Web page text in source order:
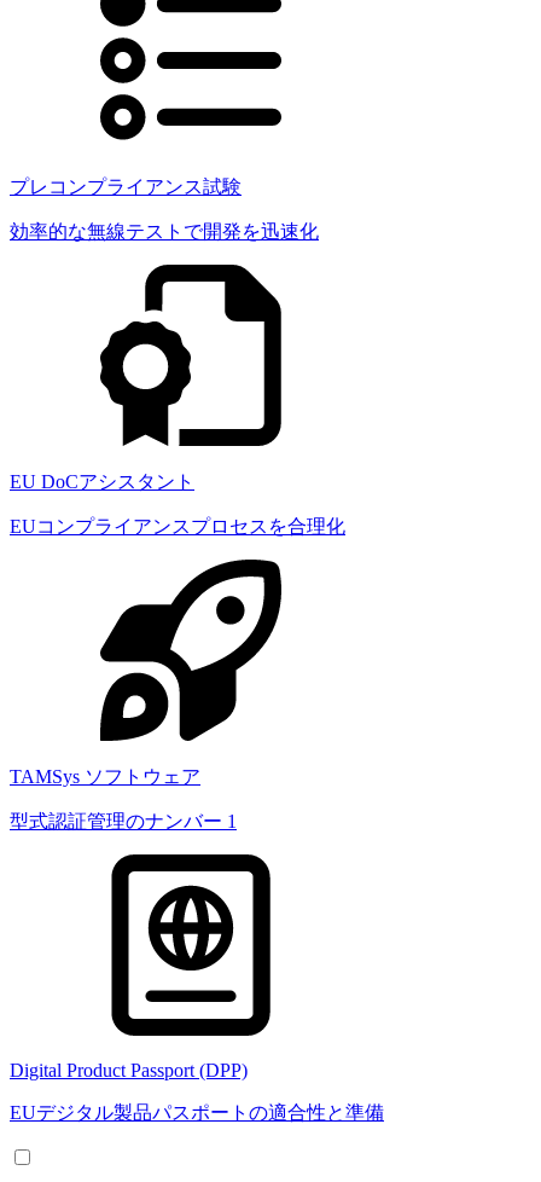
プレコンプライアンス試験
効率的な無線テストで開発を迅速化
EU DoCアシスタント
EUコンプライアンスプロセスを合理化
TAMSys ソフトウェア
型式認証管理のナンバー 1
Digital Product Passport (DPP)
EUデジタル製品パスポートの適合性と準備